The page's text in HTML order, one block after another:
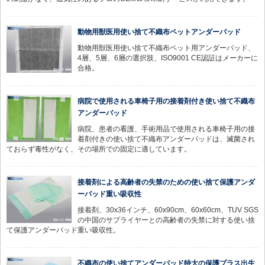
動物用獣医用使い捨て不織布ペットアンダーパッド
動物用獣医用使い捨て不織布ペット用アンダーパッド、
4層、5層、6層の選択肢、ISO9001 CE認証はメーカーに
合格。
病院で使用される車椅子用の接着剤付き使い捨て不織布
アンダーパッド
病院、患者の看護、手術用品で使用される車椅子用の接
着剤付きの使い捨て不織布アンダーパッドは、滅菌され
ておらず毒性がなく、その場所での固定に適しています。
接着剤による高齢者の失禁のための使い捨て保護アンダ
ーパッド重い吸収性
接着剤、30x36インチ、60x90cm、60x60cm、TUV SGS
の中国のサプライヤーとの高齢者の失禁に対する使い捨
て保護アンダーパッド重い吸収性。
不織布の使い捨てアンダーパッド特大の保護プラス出生